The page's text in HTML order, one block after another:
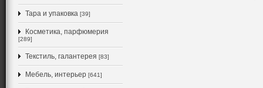
Тара и упаковка [39]
Косметика, парфюмерия
[289]
Текстиль, галантерея [83]
Мебель, интерьер [641]